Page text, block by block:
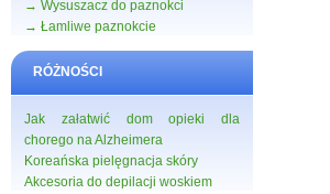
→ Wysuszacz do paznokci
→ Łamliwe paznokcie
RÓŻNOŚCI
Jak załatwić dom opieki dla
chorego na Alzheimera
Koreańska pielęgnacja skóry
Akcesoria do depilacji woskiem